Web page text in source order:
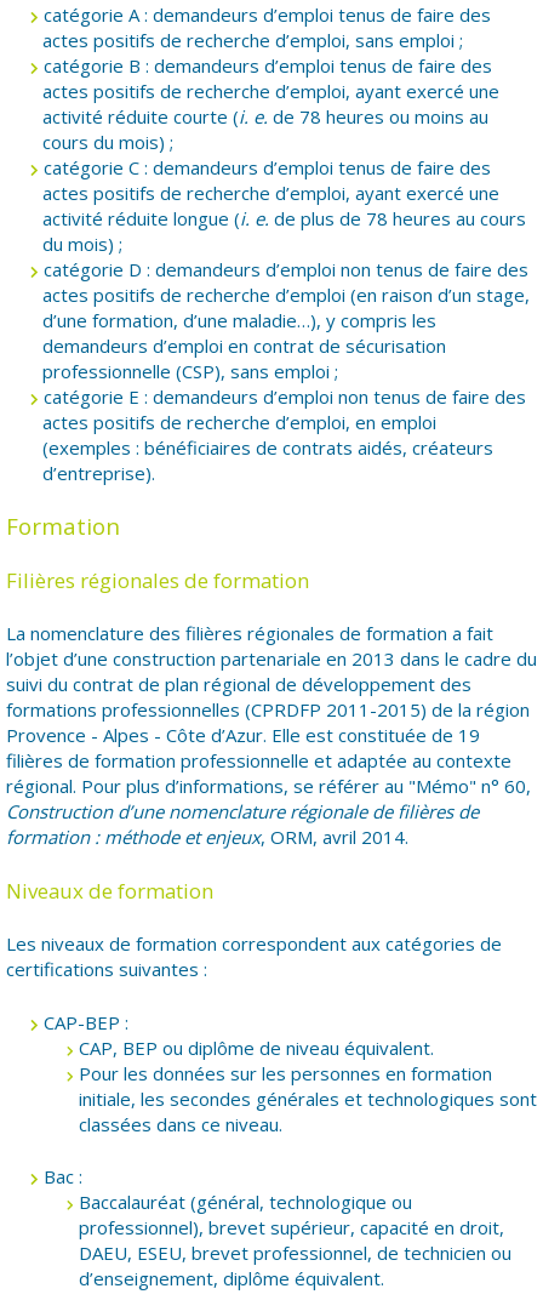
catégorie A : demandeurs d’emploi tenus de faire des
actes positifs de recherche d’emploi, sans emploi ;
catégorie B : demandeurs d’emploi tenus de faire des
actes positifs de recherche d’emploi, ayant exercé une
activité réduite courte (i. e. de 78 heures ou moins au
cours du mois) ;
catégorie C : demandeurs d’emploi tenus de faire des
actes positifs de recherche d’emploi, ayant exercé une
activité réduite longue (i. e. de plus de 78 heures au cours
du mois) ;
catégorie D : demandeurs d’emploi non tenus de faire des
actes positifs de recherche d’emploi (en raison d’un stage,
d’une formation, d’une maladie…), y compris les
demandeurs d’emploi en contrat de sécurisation
professionnelle (CSP), sans emploi ;
catégorie E : demandeurs d’emploi non tenus de faire des
actes positifs de recherche d’emploi, en emploi
(exemples : bénéficiaires de contrats aidés, créateurs
d’entreprise).
Formation
Filières régionales de formation
La nomenclature des filières régionales de formation a fait
l’objet d’une construction partenariale en 2013 dans le cadre du
suivi du contrat de plan régional de développement des
formations professionnelles (CPRDFP 2011-2015) de la région
Provence - Alpes - Côte d’Azur. Elle est constituée de 19
filières de formation professionnelle et adaptée au contexte
régional. Pour plus d’informations, se référer au "Mémo" n° 60,
Construction d’une nomenclature régionale de filières de
formation : méthode et enjeux, ORM, avril 2014.
Niveaux de formation
Les niveaux de formation correspondent aux catégories de
certifications suivantes :
CAP-BEP :
CAP, BEP ou diplôme de niveau équivalent.
Pour les données sur les personnes en formation
initiale, les secondes générales et technologiques sont
classées dans ce niveau.
Bac :
Baccalauréat (général, technologique ou
professionnel), brevet supérieur, capacité en droit,
DAEU, ESEU, brevet professionnel, de technicien ou
d’enseignement, diplôme équivalent.